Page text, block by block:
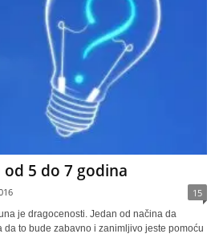
5 do 7 godina
15
je dragocenosti. Jedan od načina da
to bude zabavno i zanimljivo jeste pomoću